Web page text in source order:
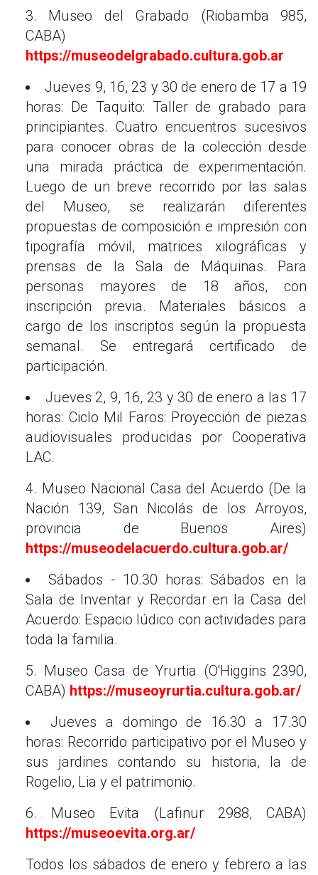
3. Museo del Grabado (Riobamba 985,
CABA)
https://museodelgrabado.cultura.gob.ar
Jueves 9, 16, 23 y 30 de enero de 17 a 19
horas: De Taquito: Taller de grabado para
principiantes. Cuatro encuentros sucesivos
para conocer obras de la colección desde
una mirada práctica de experimentación.
Luego de un breve recorrido por las salas
del Museo, se realizarán diferentes
propuestas de composición e impresión con
tipografía móvil, matrices xilográficas y
prensas de la Sala de Máquinas. Para
personas mayores de 18 años, con
inscripción previa. Materiales básicos a
cargo de los inscriptos según la propuesta
semanal. Se entregará certificado de
participación.
Jueves 2, 9, 16, 23 y 30 de enero a las 17
horas: Ciclo Mil Faros: Proyección de piezas
audiovisuales producidas por Cooperativa
LAC.
4. Museo Nacional Casa del Acuerdo (De la
Nación 139, San Nicolás de los Arroyos,
provincia de Buenos Aires)
https://museodelacuerdo.cultura.gob.ar/
Sábados - 10.30 horas: Sábados en la
Sala de Inventar y Recordar en la Casa del
Acuerdo: Espacio lúdico con actividades para
toda la familia.
5. Museo Casa de Yrurtia (O'Higgins 2390,
CABA) https://museoyrurtia.cultura.gob.ar/
Jueves a domingo de 16.30 a 17.30
horas: Recorrido participativo por el Museo y
sus jardines contando su historia, la de
Rogelio, Lia y el patrimonio.
6. Museo Evita (Lafinur 2988, CABA)
https://museoevita.org.ar/
Todos los sábados de enero y febrero a las